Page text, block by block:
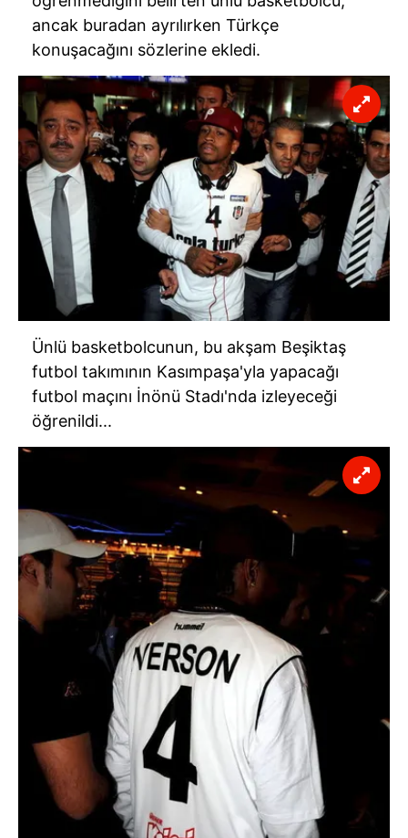
kullanılmaktadır. Diğer çerezler, sitemizin daha işlevsel
kılınması ve kişiselleştirilmesi ve sizlere yönelik
reklam/pazarlama faaliyetlerinin yapılması, amaçlarıyla
sınırlı olarak açık rızanız dahilinde kullanılacaktır.
Çerezlere ilişkin tercihlerinizi aşağıda yer alan panel
vasıtasıyla belirleyebilirsiniz. Çerezlere ilişkin detaylı bilgi
için Ayarlar butonuna tıklayabilir,Çerez Bilgilendirme
Metnimiziziyaret edebilirsiniz.
6698 sayılı Kişisel Verilerin Korunması Kanunu uyarınca
hazırlanmış Aydınlatma Metnimizi okumak ve sitemizde
ilgili mevzuata uygun olarak kullanılan çerezlerle ilgili bilgi
almak için lütfen
tıklayınız.
ancak buradan ayrılırken Türkçe
konuşacağını sözlerine ekledi.
Ünlü basketbolcunun, bu akşam Beşiktaş
futbol takımının Kasımpaşa'yla yapacağı
futbol maçını İnönü Stadı'nda izleyeceği
öğrenildi...